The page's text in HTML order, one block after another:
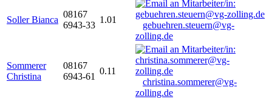
Soller Bianca
08167
6943-33
1.01
gebuehren.steuern@vg-
zolling.de
Sommerer
Christina
08167
6943-61
0.11
christina.sommerer@vg-
zolling.de